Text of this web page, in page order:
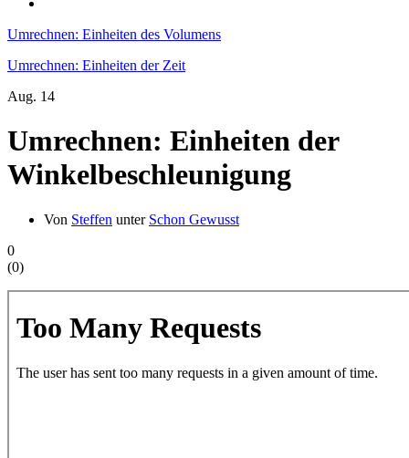
Umrechnen: Einheiten des Volumens
Umrechnen: Einheiten der Zeit
Aug. 14
Umrechnen: Einheiten der
Winkelbeschleunigung
Von Steffen unter Schon Gewusst
0
(0)